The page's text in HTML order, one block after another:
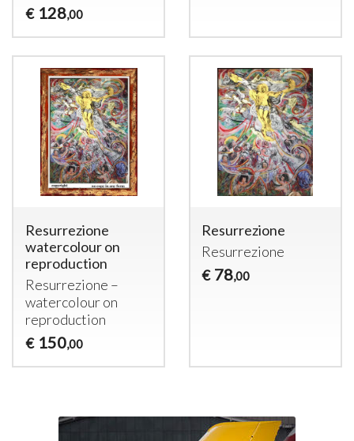
€ 128,00
Resurrezione
watercolour on
reproduction
Resurrezione –
watercolour on
reproduction
€ 150,00
Resurrezione
Resurrezione
€ 78,00